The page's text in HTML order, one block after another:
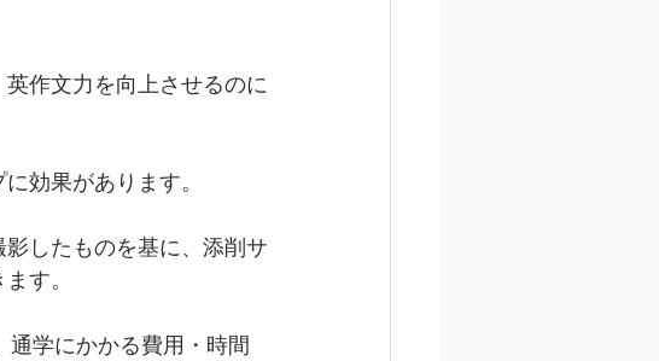
作文力を向上させるのに
効果があります。
したものを基に、添削サ
す。
通学にかかる費用・時間